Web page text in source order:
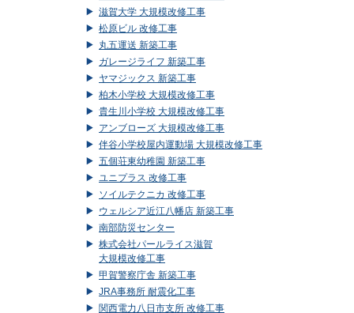
滋賀大学 大規模改修工事
松原ビル 改修工事
丸五運送 新築工事
ガレージライフ 新築工事
ヤマジックス 新築工事
柏木小学校 大規模改修工事
貴生川小学校 大規模改修工事
アンブローズ 大規模改修工事
伴谷小学校屋内運動場 大規模改修工事
五個荘東幼稚園 新築工事
ユニプラス 改修工事
ソイルテクニカ 改修工事
ウェルシア近江八幡店 新築工事
南部防災センター
株式会社パールライス滋賀
大規模改修工事
甲賀警察庁舎 新築工事
JRA事務所 耐震化工事
関西電力八日市支所 改修工事